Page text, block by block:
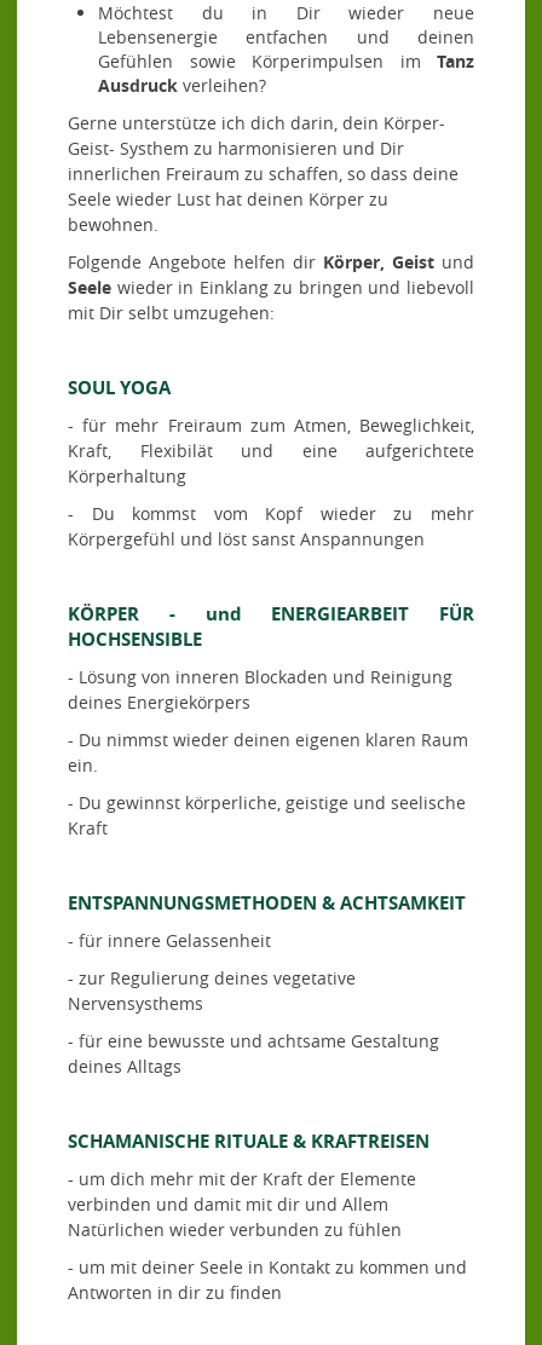
Möchtest du in Dir wieder neue
Lebensenergie entfachen und deinen
Gefühlen sowie Körperimpulsen im Tanz
Ausdruck verleihen?
Gerne unterstütze ich dich darin, dein Körper-
Geist- Systhem zu harmonisieren und Dir
innerlichen Freiraum zu schaffen, so dass deine
Seele wieder Lust hat deinen Körper zu
bewohnen.
Folgende Angebote helfen dir Körper, Geist und
Seele wieder in Einklang zu bringen und liebevoll
mit Dir selbt umzugehen:
SOUL YOGA
- für mehr Freiraum zum Atmen, Beweglichkeit,
Kraft, Flexibilät und eine aufgerichtete
Körperhaltung
- Du kommst vom Kopf wieder zu mehr
Körpergefühl und löst sanst Anspannungen
KÖRPER - und ENERGIEARBEIT FÜR
HOCHSENSIBLE
- Lösung von inneren Blockaden und Reinigung
deines Energiekörpers
- Du nimmst wieder deinen eigenen klaren Raum
ein.
- Du gewinnst körperliche, geistige und seelische
Kraft
ENTSPANNUNGSMETHODEN & ACHTSAMKEIT
- für innere Gelassenheit
- zur Regulierung deines vegetative
Nervensysthems
- für eine bewusste und achtsame Gestaltung
deines Alltags
SCHAMANISCHE RITUALE & KRAFTREISEN
- um dich mehr mit der Kraft der Elemente
verbinden und damit mit dir und Allem
Natürlichen wieder verbunden zu fühlen
- um mit deiner Seele in Kontakt zu kommen und
Antworten in dir zu finden